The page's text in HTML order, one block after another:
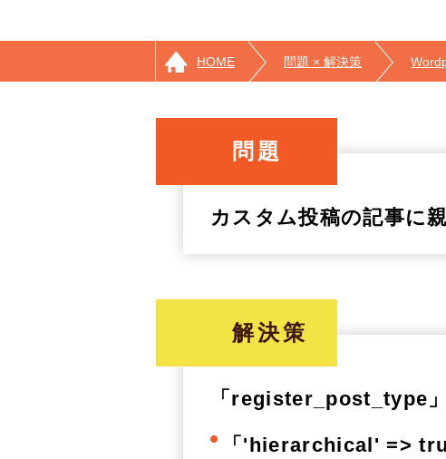
HOME 問題 × 解決策
問題
カスタム投稿の記事に
解決策
「register_post_type
「'hierarchical' =>